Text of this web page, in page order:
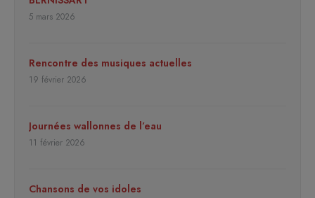
5 mars 2026
Rencontre des musiques actuelles
19 février 2026
Journées wallonnes de l’eau
11 février 2026
Chansons de vos idoles